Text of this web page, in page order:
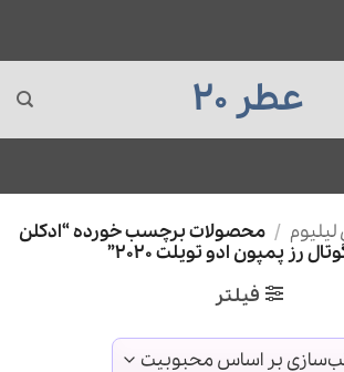
عطر 20
/ محصولات برچسب خورده “ادکلن
رز پمپون ادو تویلت 2020”
فیلتر